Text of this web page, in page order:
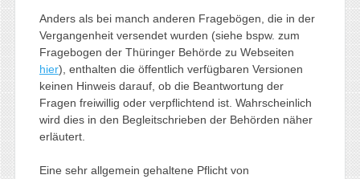
Anders als bei manch anderen Fragebögen, die in der
Vergangenheit versendet wurden (siehe bspw. zum
Fragebogen der Thüringer Behörde zu Webseiten
hier), enthalten die öffentlich verfügbaren Versionen
keinen Hinweis darauf, ob die Beantwortung der
Fragen freiwillig oder verpflichtend ist. Wahrscheinlich
wird dies in den Begleitschrieben der Behörden näher
erläutert.
Eine sehr allgemein gehaltene Pflicht von